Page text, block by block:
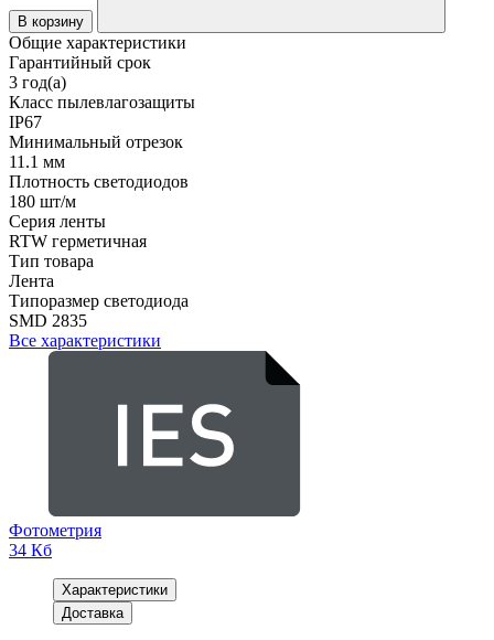
В корзину
Общие характеристики
Гарантийный срок
3 год(а)
Класс пылевлагозащиты
IP67
Минимальный отрезок
11.1 мм
Плотность светодиодов
180 шт/м
Серия ленты
RTW герметичная
Тип товара
Лента
Типоразмер светодиода
SMD 2835
Все характеристики
Фотометрия
34 Кб
Характеристики
Доставка